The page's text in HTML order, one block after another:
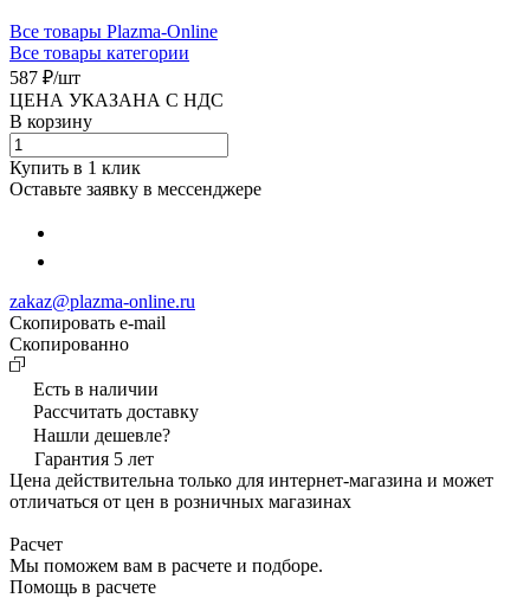
Все товары Plazma-Online
Все товары категории
587 ₽/шт
ЦЕНА УКАЗАНА С НДС
В корзину
Купить в 1 клик
Оставьте заявку в мессенджере
zakaz@plazma-online.ru
Скопировать e-mail
Cкопированно
Есть в наличии
Рассчитать доставку
Нашли дешевле?
Гарантия 5 лет
Цена действительна только для интернет-магазина и может
отличаться от цен в розничных магазинах
Расчет
Мы поможем вам в расчете и подборе.
Помощь в расчете